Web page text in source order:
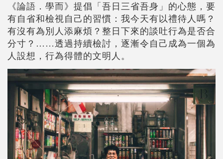
《論語．學而》提倡「吾日三省吾身」的心態，要
有自省和檢視自己的習慣：我今天有以禮待人嗎？
有沒有為別人添麻煩？整日下來的談吐行為是否合
分寸？……透過持續檢討，逐漸令自己成為一個為
人設想，行為得體的文明人。